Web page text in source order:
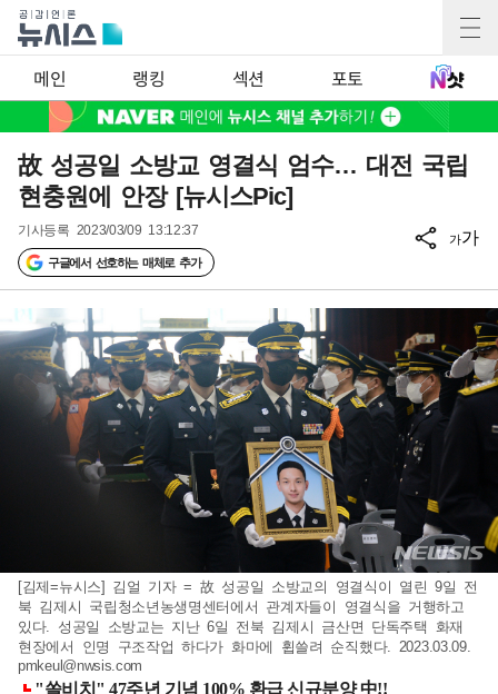
메인 랭킹 섹션 포토
故 성공일 소방교 영결식 엄수… 대전 국립
현충원에 안장 [뉴시스Pic]
기사등록 2023/03/09 13:12:37
구글에서 선호하는 매체로 추가
가가
[김제=뉴시스] 김얼 기자 = 故 성공일 소방교의 영결식이 열린 9일 전
북 김제시 국립청소년농생명센터에서 관계자들이 영결식을 거행하고
있다. 성공일 소방교는 지난 6일 전북 김제시 금산면 단독주택 화재
현장에서 인명 구조작업 하다가 화마에 휩쓸려 순직했다. 2023.03.09.
pmkeul@nwsis.com